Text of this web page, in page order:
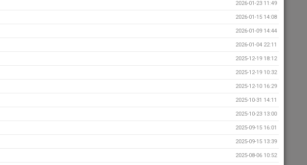
2026-01-23 11:49
2026-01-15 14:08
2026-01-09 14:44
2026-01-04 22:11
2025-12-19 18:12
2025-12-19 10:32
2025-12-10 16:29
2025-10-31 14:11
2025-10-23 13:00
2025-09-15 16:01
2025-09-15 13:39
2025-08-06 10:52